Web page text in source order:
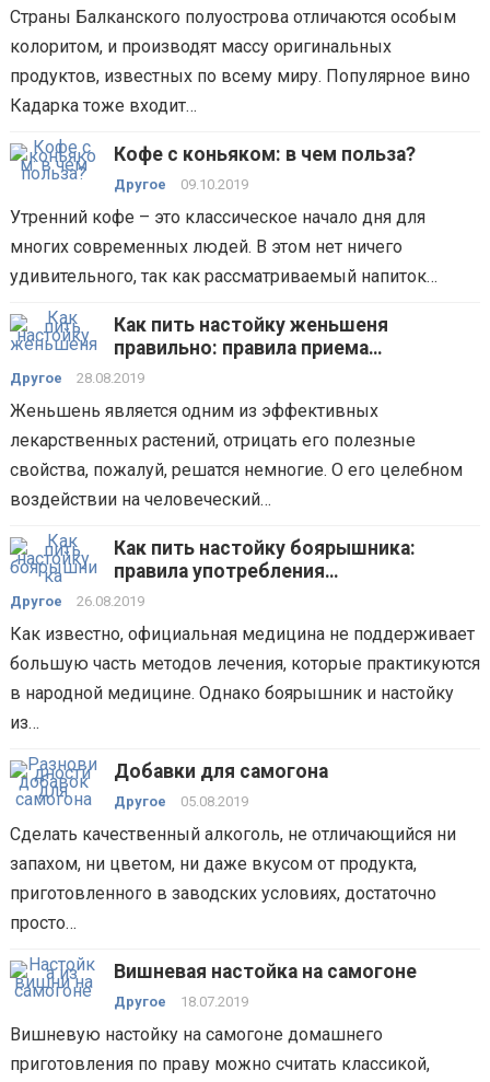
Страны Балканского полуострова отличаются особым
колоритом, и производят массу оригинальных
продуктов, известных по всему миру. Популярное вино
Кадарка тоже входит…
Кофе с коньяком: в чем польза?
Другое 09.10.2019
Утренний кофе – это классическое начало дня для
многих современных людей. В этом нет ничего
удивительного, так как рассматриваемый напиток…
Как пить настойку женьшеня
правильно: правила приема
эффективного народного средства
Другое 28.08.2019
Женьшень является одним из эффективных
лекарственных растений, отрицать его полезные
свойства, пожалуй, решатся немногие. О его целебном
воздействии на человеческий…
Как пить настойку боярышника:
правила употребления
лекарственного средства
Другое 26.08.2019
Как известно, официальная медицина не поддерживает
большую часть методов лечения, которые практикуются
в народной медицине. Однако боярышник и настойку
из…
Добавки для самогона
Другое 05.08.2019
Сделать качественный алкоголь, не отличающийся ни
запахом, ни цветом, ни даже вкусом от продукта,
приготовленного в заводских условиях, достаточно
просто…
Вишневая настойка на самогоне
Другое 18.07.2019
Вишневую настойку на самогоне домашнего
приготовления по праву можно считать классикой,